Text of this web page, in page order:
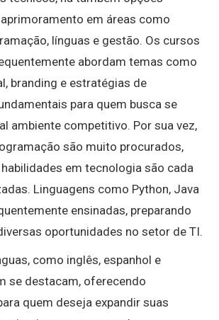
em áreas como
línguas e gestão. Os cursos
abordam temas como
branding e estratégias de
para quem busca se
ambiente competitivo. Por sua vez,
são muito procurados,
em tecnologia são cada
Linguagens como Python, Java
ensinadas, preparando
oportunidades no setor de TI.
como inglês, espanhol e
se destacam, oferecendo
quem deseja expandir suas